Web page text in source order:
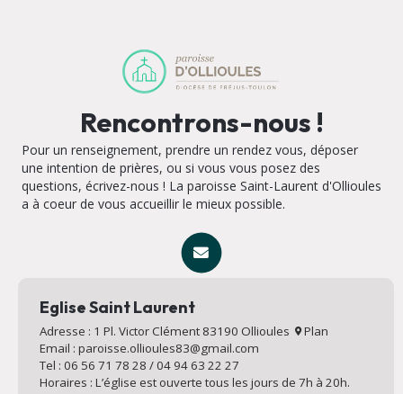
Rencontrons-nous !
Pour un renseignement, prendre un rendez vous, déposer
une intention de prières, ou si vous vous posez des
questions, écrivez-nous ! La paroisse Saint-Laurent d'Ollioules
a à coeur de vous accueillir le mieux possible.
Eglise Saint Laurent
Adresse : 1 Pl. Victor Clément 83190 Ollioules
Plan
Email : paroisse.ollioules83@gmail.com
Tel : 06 56 71 78 28 / 04 94 63 22 27
Horaires : L’église est ouverte tous les jours de 7h à 20h.